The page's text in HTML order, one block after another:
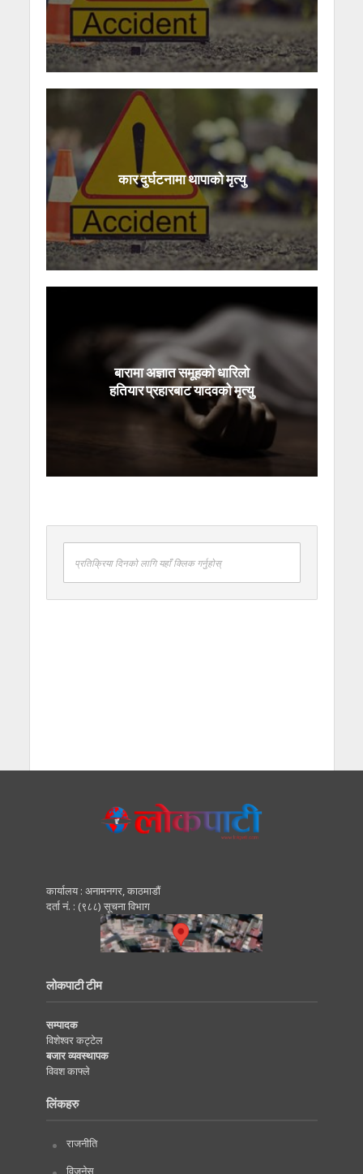
कार दुर्घटनामा थापाको मृत्यु
बारामा अज्ञात समूहको धारिलो
हतियार प्रहारबाट यादवको मृत्यु
प्रतिक्रिया दिनको लागि यहाँ क्लिक गर्नुहोस्
कार्यालय : अनामनगर, काठमाडाैं
दर्ता नं. : (९८८) सूचना विभाग
लोकपाटी टीम
सम्पादक
विशेश्वर कट्टेल
बजार व्यवस्थापक
विवश काफ्ले
लिंकहरु
राजनीति
विजनेस